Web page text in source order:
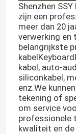
Shenzhen
zijn een
meer dan 20
verwerking en
belangrijkste
kabel, auto-
siliconkabel,
enz.We
tekening of
om service
professionele
kwaliteit en